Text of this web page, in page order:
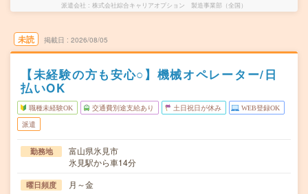
派遣会社 株式会社綜合キャリアオプション 製造事業部（全国）
未読 掲載日 2026/08/05
【未経験の方も安心○】機械オペレーター/日
払いOK
職種未経験OK 交通費別途支給あり 土日祝日が休み WEB登録OK
派遣
勤務地
富山県氷見市
氷見駅から車14分
曜日頻度 月～金